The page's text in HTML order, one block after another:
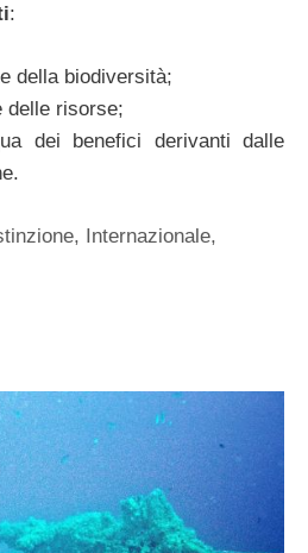
:
della biodiversità;
delle risorse;
dei benefici derivanti dalle
, Internazionale,